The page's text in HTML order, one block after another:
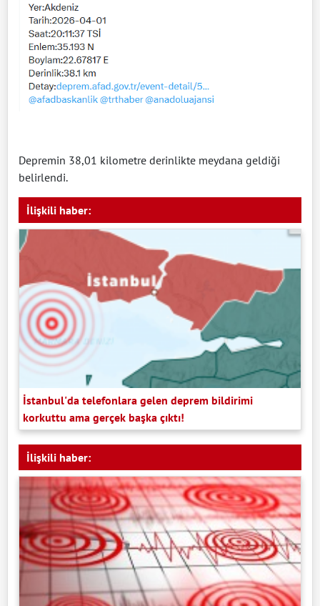
Depremin 38,01 kilometre derinlikte meydana geldiği
belirlendi.
İlişkili haber:
İstanbul'da telefonlara gelen deprem bildirimi
korkuttu ama gerçek başka çıktı!
İlişkili haber: